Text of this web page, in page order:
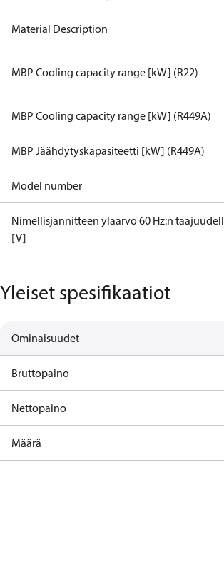
Material Description
MBP Cooling capacity range [kW] (R22)
MBP Cooling capacity range [kW] (R449A)
MBP Jäähdytyskapasiteetti [kW] (R449A)
Model number
Nimellisjännitteen yläarvo 60 Hz:n
[V]
Yleiset spesifikaatiot
Ominaisuudet
Bruttopaino
Nettopaino
Määrä